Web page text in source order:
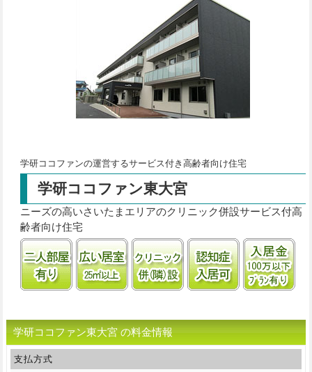
学研ココファンの運営するサービス付き高齢者向け住宅
学研ココファン東大宮
ニーズの高いさいたまエリアのクリニック併設サービス付高
齢者向け住宅
二人部屋あり居室25㎡以上クリニック併(隣)接
認知症受け入
入
学研ココファン東大宮 の料金情報
支払方式